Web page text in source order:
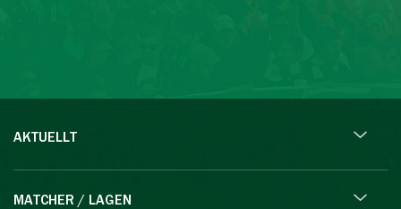
AKTUELLT
MATCHER / LAGEN